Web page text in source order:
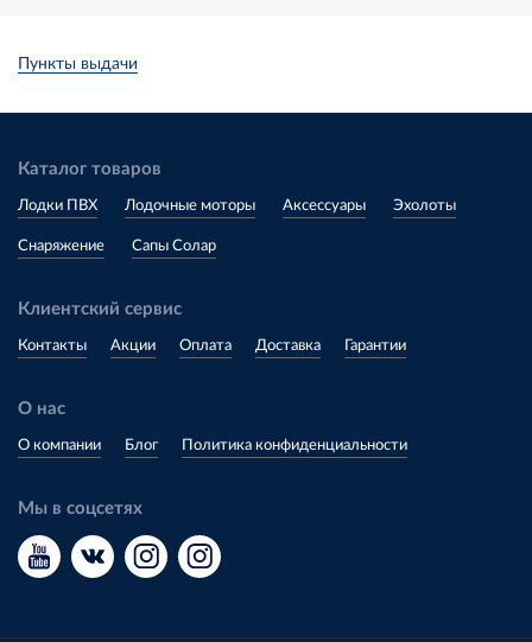
Пункты выдачи
Каталог товаров
Лодки ПВХ Лодочные моторы Аксессуары Эхолоты
Снаряжение Сапы Солар
Клиентский сервис
Контакты Акции Оплата Доставка Гарантии
О нас
О компании Блог Политика конфиденциальности
Мы в соцсетях